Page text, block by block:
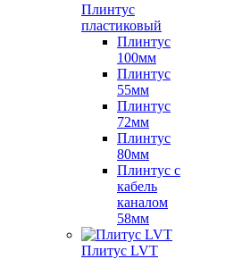
Плинтус
пластиковый
Плинтус
100мм
Плинтус
55мм
Плинтус
72мм
Плинтус
80мм
Плинтус с
кабель
каналом
58мм
Плитус LVT